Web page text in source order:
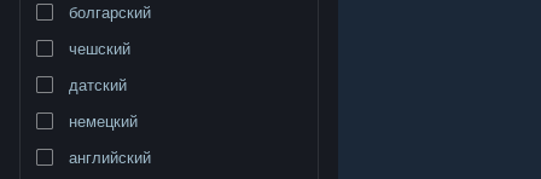
болгарский
чешский
датский
немецкий
английский